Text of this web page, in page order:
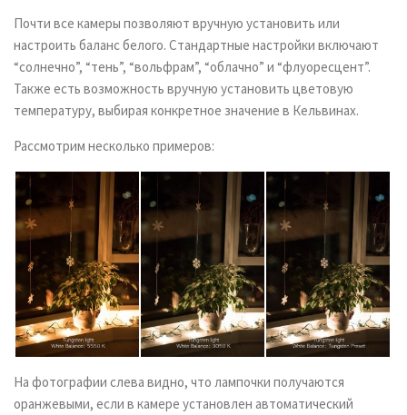
Почти все камеры позволяют вручную установить или
настроить баланс белого. Стандартные настройки включают
“солнечно”, “тень”, “вольфрам”, “облачно” и “флуоресцент”.
Также есть возможность вручную установить цветовую
температуру, выбирая конкретное значение в Кельвинах.
Рассмотрим несколько примеров:
На фотографии слева видно, что лампочки получаются
оранжевыми, если в камере установлен автоматический